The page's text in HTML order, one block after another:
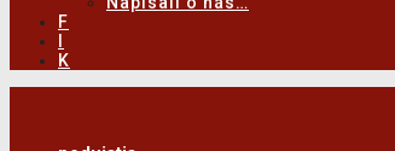
F
K